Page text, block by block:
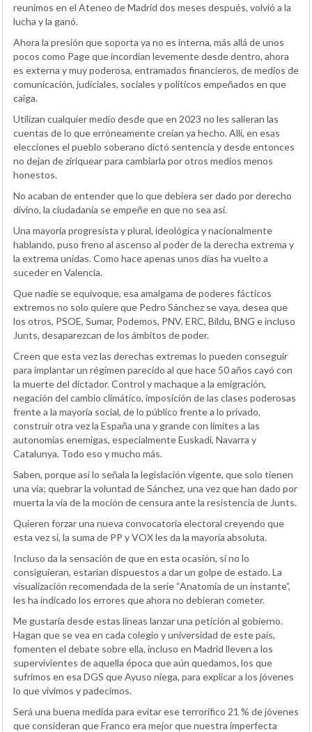
reunimos en el Ateneo de Madrid dos meses después, volvió a la
lucha y la ganó.
Ahora la presión que soporta ya no es interna, más allá de unos
pocos como Page que incordian levemente desde dentro, ahora
es externa y muy poderosa, entramados financieros, de medios de
comunicación, judiciales, sociales y políticos empeñados en que
caiga.
Utilizan cualquier medio desde que en 2023 no les salieran las
cuentas de lo que erróneamente creían ya hecho. Allí, en esas
elecciones el pueblo soberano dictó sentencia y desde entonces
no dejan de ziriquear para cambiarla por otros medios menos
honestos.
No acaban de entender que lo que debiera ser dado por derecho
divino, la ciudadanía se empeñe en que no sea así.
Una mayoría progresista y plural, ideológica y nacionalmente
hablando, puso freno al ascenso al poder de la derecha extrema y
la extrema unidas. Como hace apenas unos días ha vuelto a
suceder en Valencia.
Que nadie se equivoque, esa amalgama de poderes fácticos
extremos no solo quiere que Pedro Sánchez se vaya, desea que
los otros, PSOE, Sumar, Podemos, PNV, ERC, Bildu, BNG e incluso
Junts, desaparezcan de los ámbitos de poder.
Creen que esta vez las derechas extremas lo pueden conseguir
para implantar un régimen parecido al que hace 50 años cayó con
la muerte del dictador. Control y machaque a la emigración,
negación del cambio climático, imposición de las clases poderosas
frente a la mayoría social, de lo público frente a lo privado,
construir otra vez la España una y grande con límites a las
autonomías enemigas, especialmente Euskadi, Navarra y
Catalunya. Todo eso y mucho más.
Saben, porque así lo señala la legislación vigente, que solo tienen
una vía; quebrar la voluntad de Sánchez, una vez que han dado por
muerta la vía de la moción de censura ante la resistencia de Junts.
Quieren forzar una nueva convocatoria electoral creyendo que
esta vez sí, la suma de PP y VOX les da la mayoría absoluta.
Incluso da la sensación de que en esta ocasión, si no lo
consiguieran, estarían dispuestos a dar un golpe de estado. La
visualización recomendada de la serie “Anatomía de un instante”,
les ha indicado los errores que ahora no debieran cometer.
Me gustaría desde estas líneas lanzar una petición al gobierno.
Hagan que se vea en cada colegio y universidad de este país,
fomenten el debate sobre ella, incluso en Madrid lleven a los
supervivientes de aquella época que aún quedamos, los que
sufrimos en esa DGS que Ayuso niega, para explicar a los jóvenes
lo que vivimos y padecimos.
Será una buena medida para evitar ese terrorífico 21 % de jóvenes
que consideran que Franco era mejor que nuestra imperfecta